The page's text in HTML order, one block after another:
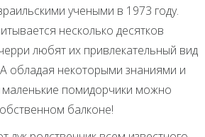
учеными в 1973 году.
несколько десятков
любят их привлекательный вид
А обладая некоторыми знаниями и
маленькие помидорчики можно
балконе!